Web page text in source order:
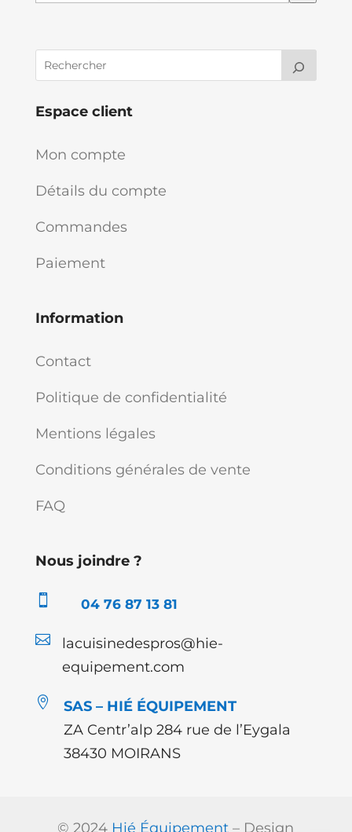
Espace client
Mon compte
Détails du compte
Commandes
Paiement
Information
Contact
Politique de confidentialité
Mentions légales
Conditions générales de vente
FAQ
Nous joindre ?
 04 76 87 13 81

lacuisinedespros@hie-
equipement.com

SAS – HIÉ ÉQUIPEMENT
ZA Centr’alp 284 rue de l’Eygala
38430 MOIRANS
© 2024 Hié Équipement – Design